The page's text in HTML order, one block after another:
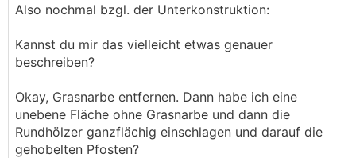
Also nochmal bzgl. der Unterkonstruktion:
Kannst du mir das vielleicht etwas genauer
beschreiben?
Okay, Grasnarbe entfernen. Dann habe ich eine
unebene Fläche ohne Grasnarbe und dann die
Rundhölzer ganzflächig einschlagen und darauf die
gehobelten Pfosten?